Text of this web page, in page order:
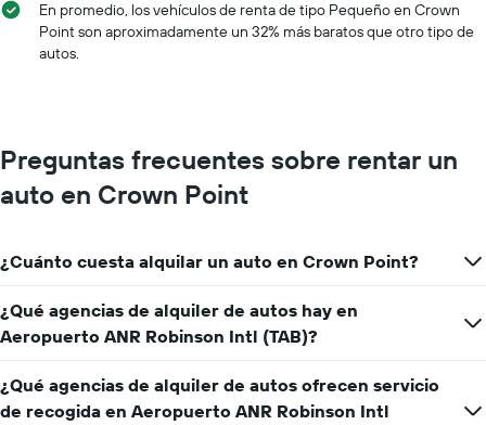
precio
promedio
por
día.
En promedio, los vehículos de renta de tipo Pequeño en Crown
Point son aproximadamente un 32% más baratos que otro tipo de
autos.
Preguntas frecuentes sobre rentar un
auto en Crown Point
¿Cuánto cuesta alquilar un auto en Crown Point?
¿Qué agencias de alquiler de autos hay en
Aeropuerto ANR Robinson Intl (TAB)?
¿Qué agencias de alquiler de autos ofrecen servicio
de recogida en Aeropuerto ANR Robinson Intl